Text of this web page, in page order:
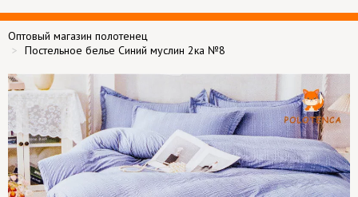
Оптовый магазин полотенец
Постельное белье Синий муслин 2ка №8